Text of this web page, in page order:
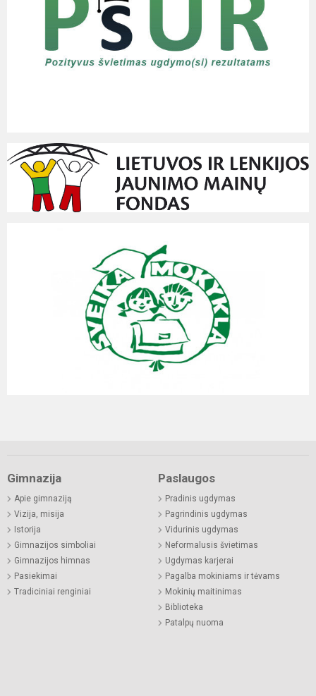
Gimnazija
Apie gimnaziją
Vizija, misija
Istorija
Gimnazijos simboliai
Gimnazijos himnas
Pasiekimai
Tradiciniai renginiai
Paslaugos
Pradinis ugdymas
Pagrindinis ugdymas
Vidurinis ugdymas
Neformalusis švietimas
Ugdymas karjerai
Pagalba mokiniams ir tėvams
Mokinių maitinimas
Biblioteka
Patalpų nuoma